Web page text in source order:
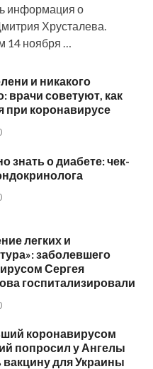
информация о
Хрусталева.
14 ноября …
и никакого
врачи советуют, как
при коронавирусе
знать о диабете: чек-
легких и
заболевшего
Сергея
госпитализировали
коронавирусом
попросил у Ангелы
вакцину для Украины